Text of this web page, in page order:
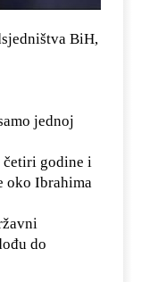
BiH,
jednoj
četiri godine i
oko Ibrahima
do